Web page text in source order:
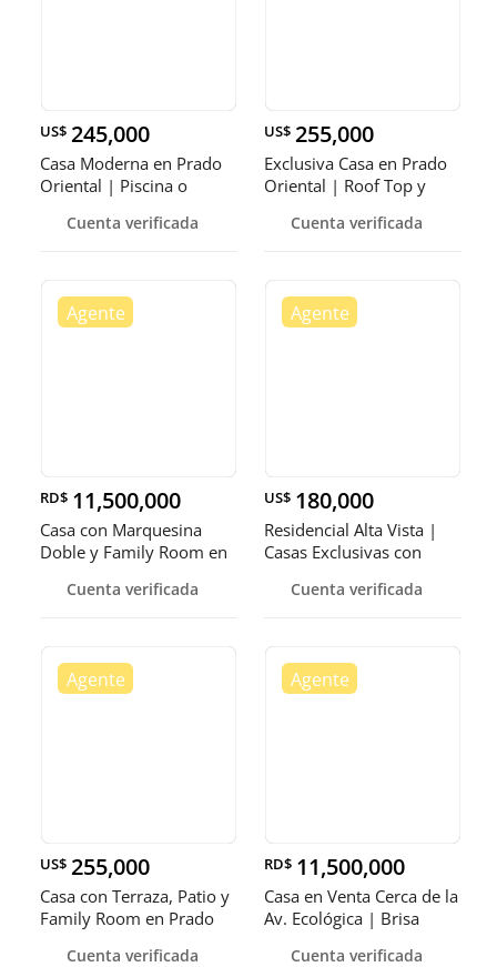
US$ 245,000
Casa Moderna en Prado
Oriental | Piscina o
Cuenta verificada
US$ 255,000
Exclusiva Casa en Prado
Oriental | Roof Top y
Cuenta verificada
RD$ 11,500,000
Casa con Marquesina
Doble y Family Room en
Cuenta verificada
US$ 180,000
Residencial Alta Vista |
Casas Exclusivas con
jardines
Cuenta verificada
US$ 255,000
Casa con Terraza, Patio y
Family Room en Prado
Cuenta verificada
RD$ 11,500,000
Casa en Venta Cerca de la
Av. Ecológica | Brisa
Cuenta verificada